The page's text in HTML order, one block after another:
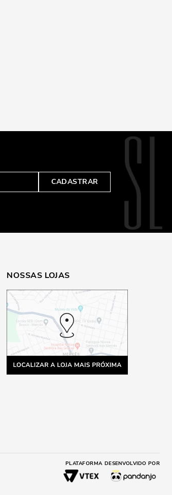
CADASTRAR
NOSSAS LOJAS
PLATAFORMA DESENVOLVIDO POR